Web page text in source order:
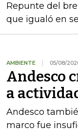
Repunte del
que igualó en
AMBIENTE 05/08/
Andesco
a
Andesco
marco fue